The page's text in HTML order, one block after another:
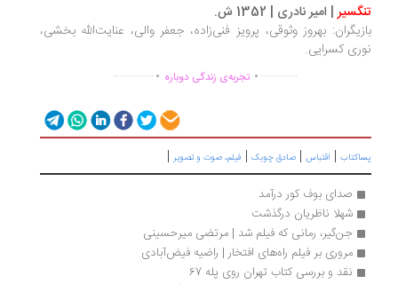
| امیر نادری | 1352 ش.
بهروز وثوقی، پرویز فنی‌زاده، جعفر والی، عنایت‌الله بخشی،
کسرایی.
................تجربه‌ی زندگی دوباره ...............
|اقتباس |صادق چوبک|فیلم، صوت و تصویر|
صدای بوف کور درآمد
شهلا ناظریان درگذشت
جن‌گیر، رمانی که فیلم شد | مرتضی میرحسینی
مروری بر فیلم راه‌های افتخار | راضیه فیض‌آبادی
نقد و بررسی کتاب تهران روی پله 67